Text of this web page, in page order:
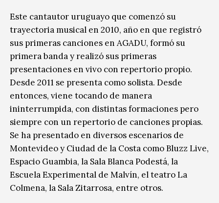
Música
Sin categoría
Este cantautor uruguayo que comenzó su
trayectoria musical en 2010, año en que registró
sus primeras canciones en AGADU, formó su
primera banda y realizó sus primeras
presentaciones en vivo con repertorio propio.
Desde 2011 se presenta como solista. Desde
entonces, viene tocando de manera
ininterrumpida, con distintas formaciones pero
siempre con un repertorio de canciones propias.
Se ha presentado en diversos escenarios de
Montevideo y Ciudad de la Costa como Bluzz Live,
Espacio Guambia, la Sala Blanca Podestá, la
Escuela Experimental de Malvín, el teatro La
Colmena, la Sala Zitarrosa, entre otros.